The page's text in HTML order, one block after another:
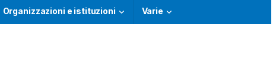
Organizzazioni e istituzioni Varie